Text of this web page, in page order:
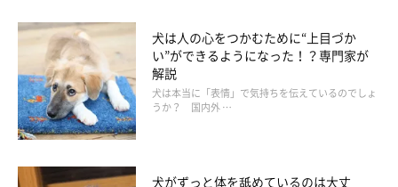
犬は人の心をつかむために“上目づか
い”ができるようになった！？専門家が
解説
犬は本当に「表情」で気持ちを伝えているのでしょ
うか？ 国内外 …
犬がずっと体を舐めているのは大丈